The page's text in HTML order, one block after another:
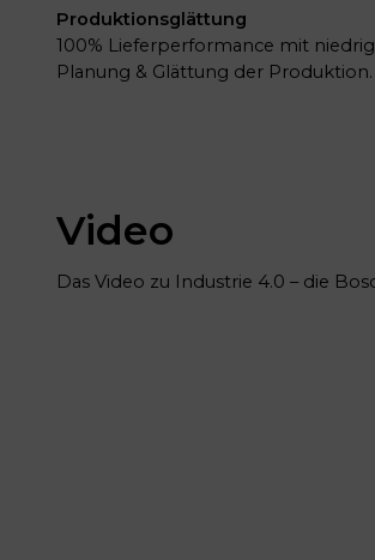
Produktionsglättung
100% Lieferperformance mit
Planung & Glättung der Produktion.
Video
Das Video zu Industrie 4.0 – die